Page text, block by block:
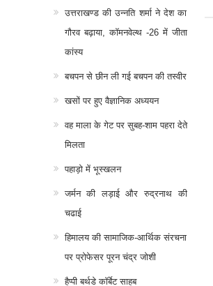
उत्तराखण्ड की उन्नति शर्मा ने देश का
गौरव बढ़ाया, कॉमनवेल्थ -26 में जीता
कांस्य
बचपन से छीन ली गई बचपन की तस्वीर
खसों पर हुए वैज्ञानिक अध्ययन
वह माला के गेट पर सुबह-शाम पहरा देते
मिलता
पहाड़ो में भूस्खलन
जर्मन की लड़ाई और रुद्रनाथ की
चढाई
हिमालय की सामाजिक-आर्थिक संरचना
पर प्रोफेसर पूरन चंद्र जोशी
हैप्पी बर्थडे कॉर्बेट साहब